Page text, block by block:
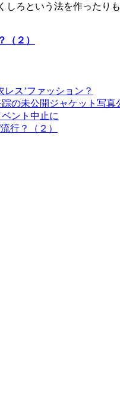
ろという法を作った
２）
レス’ファッション？
の未公開ジャケット写真
ント中止に
行？（２）